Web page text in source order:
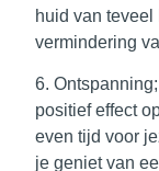
huid van
vermindering
6. Ontspanning;
positief effect
even tijd voor
je geniet van